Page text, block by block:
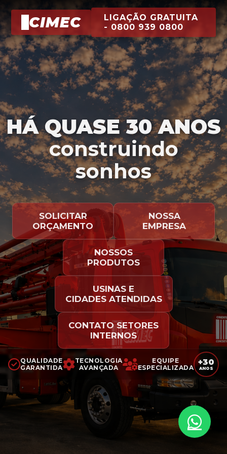
CIMEC
LIGAÇÃO GRATUITA
- 0800 939 0800
HÁ QUASE 30 ANOS
construindo
sonhos
SOLICITAR
ORÇAMENTO
NOSSA
EMPRESA
NOSSOS
PRODUTOS
USINAS E
CIDADES ATENDIDAS
CONTATO SETORES
INTERNOS
QUALIDADE
GARANTIDA
TECNOLOGIA
AVANÇADA
EQUIPE
ESPECIALIZADA
+30
ANOS